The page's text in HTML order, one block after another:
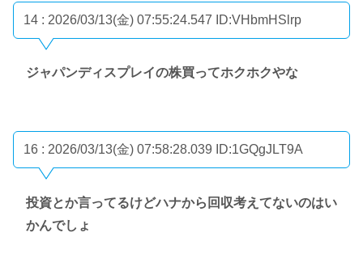
14 : 2026/03/13(金) 07:55:24.547 ID:VHbmHSlrp
ジャパンディスプレイの株買ってホクホクやな
16 : 2026/03/13(金) 07:58:28.039 ID:1GQgJLT9A
投資とか言ってるけどハナから回収考えてないのはい
かんでしょ